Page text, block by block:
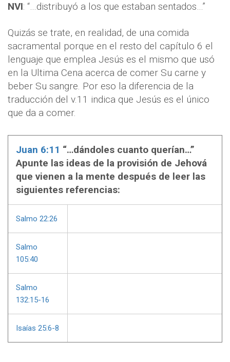
NVI: “…distribuyó a los que estaban sentados…”
Quizás se trate, en realidad, de una comida
sacramental porque en el resto del capítulo 6 el
lenguaje que emplea Jesús es el mismo que usó
en la Ultima Cena acerca de comer Su carne y
beber Su sangre. Por eso la diferencia de la
traducción del v.11 indica que Jesús es el único
que da a comer.
Juan 6:11 “…dándoles cuanto querían…”
Apunte las ideas de la provisión de Jehová
que vienen a la mente después de leer las
siguientes referencias:
Salmo 22:26
Salmo
105:40
Salmo
132:15-16
Isaías 25:6-8